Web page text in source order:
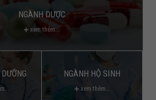
NGÀNH DƯỢC
xem thêm...
NGÀNH HỘ SINH
xem thêm...